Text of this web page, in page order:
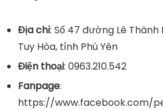
Địa chỉ: Số 47 đường Lê
Tuy Hòa, tỉnh Phú Yên
Điện thoại: 0963.210.542
Fanpage:
https://www.facebook.com/